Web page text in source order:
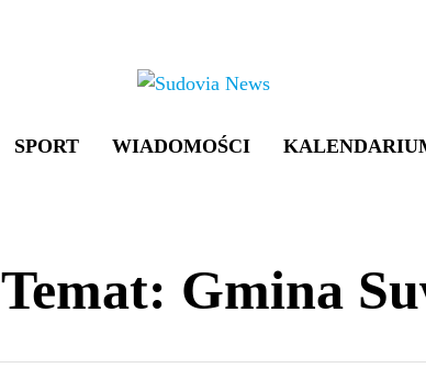
SPORT WIADOMOŚCI
Temat: Gmina